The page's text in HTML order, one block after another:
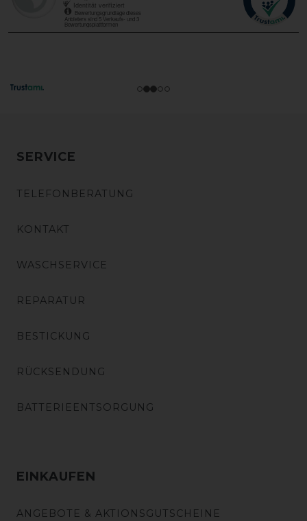
SERVICE
TELEFONBERATUNG
KONTAKT
WASCHSERVICE
REPARATUR
BESTICKUNG
RÜCKSENDUNG
BATTERIEENTSORGUNG
EINKAUFEN
ANGEBOTE & AKTIONSGUTSCHEINE